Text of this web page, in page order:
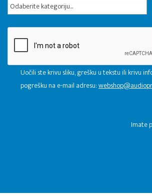
Odaberite kategoriju...
Uočili ste krivu sliku, grešku u tekstu ili krivu
pogrešku na e-mail adresu:
​Imate